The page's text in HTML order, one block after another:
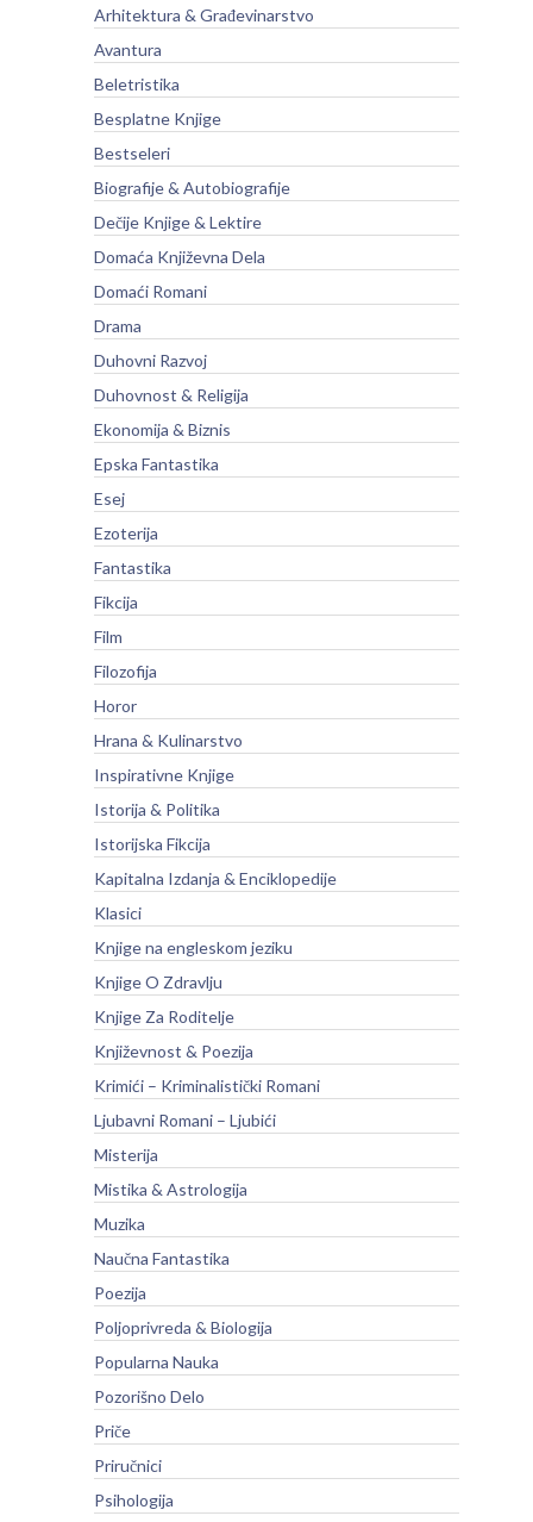
Arhitektura & Građevinarstvo
Avantura
Beletristika
Besplatne Knjige
Bestseleri
Biografije & Autobiografije
Dečije Knjige & Lektire
Domaća Književna Dela
Domaći Romani
Drama
Duhovni Razvoj
Duhovnost & Religija
Ekonomija & Biznis
Epska Fantastika
Esej
Ezoterija
Fantastika
Fikcija
Film
Filozofija
Horor
Hrana & Kulinarstvo
Inspirativne Knjige
Istorija & Politika
Istorijska Fikcija
Kapitalna Izdanja & Enciklopedije
Klasici
Knjige na engleskom jeziku
Knjige O Zdravlju
Knjige Za Roditelje
Književnost & Poezija
Krimići – Kriminalistički Romani
Ljubavni Romani – Ljubići
Misterija
Mistika & Astrologija
Muzika
Naučna Fantastika
Poezija
Poljoprivreda & Biologija
Popularna Nauka
Pozorišno Delo
Priče
Priručnici
Psihologija